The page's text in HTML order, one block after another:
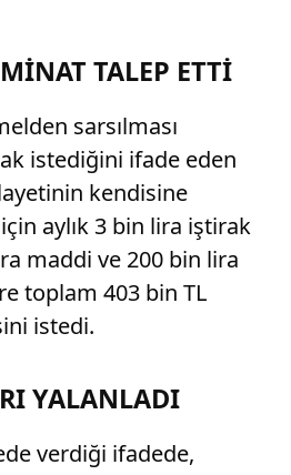
TALEP ETTİ
sarsılması
istediğini ifade eden
kendisine
aylık 3 bin lira iştirak
maddi ve 200 bin lira
toplam 403 bin TL
istedi.
YALANLADI
verdiği ifadede,